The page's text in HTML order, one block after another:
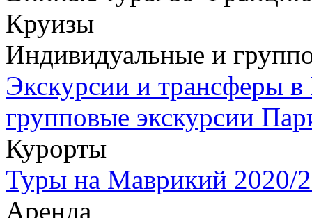
Круизы
Индивидуальные и
Экскурсии и трансферы
групповые экскурсии
Курорты
Туры на Маврикий 2020/
Аренда